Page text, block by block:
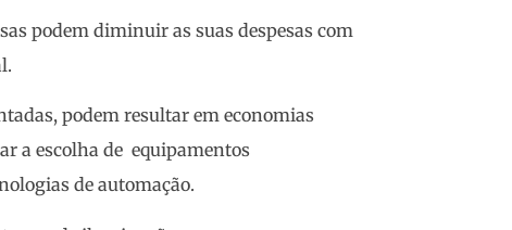
podem diminuir as suas despesas com
podem resultar em economias
a escolha de equipamentos
de automação.